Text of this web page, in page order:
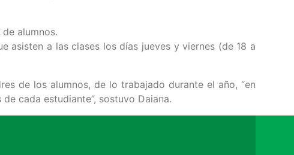
alumnos.
asisten a las clases los días jueves y viernes (de 18 a
de los alumnos, de lo trabajado durante el año, “en
cada estudiante”, sostuvo Daiana.